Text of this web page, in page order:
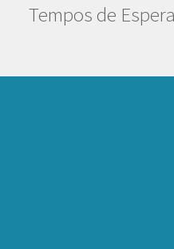
Tempos de